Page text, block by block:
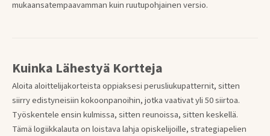
mukaansatempaavamman kuin ruutupohjainen versio.
Kuinka Lähestyä Kortteja
Aloita aloittelijakorteista oppiaksesi perusliukupatternit, sitten
siirry edistyneisiin kokoonpanoihin, jotka vaativat yli 50 siirtoa.
Työskentele ensin kulmissa, sitten reunoissa, sitten keskellä.
Tämä logiikkalauta on loistava lahja opiskelijoille, strategiapelien